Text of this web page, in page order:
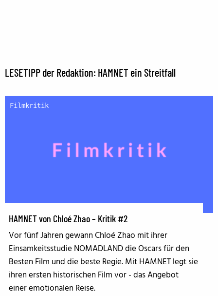
LESETIPP der Redaktion: HAMNET ein Streitfall
Filmkritik
HAMNET von Chloé Zhao – Kritik #2
Vor fünf Jahren gewann Chloé Zhao mit ihrer
Einsamkeitsstudie NOMADLAND die Oscars für den
Besten Film und die beste Regie. Mit HAMNET legt sie
ihren ersten historischen Film vor - das Angebot
einer emotionalen Reise.